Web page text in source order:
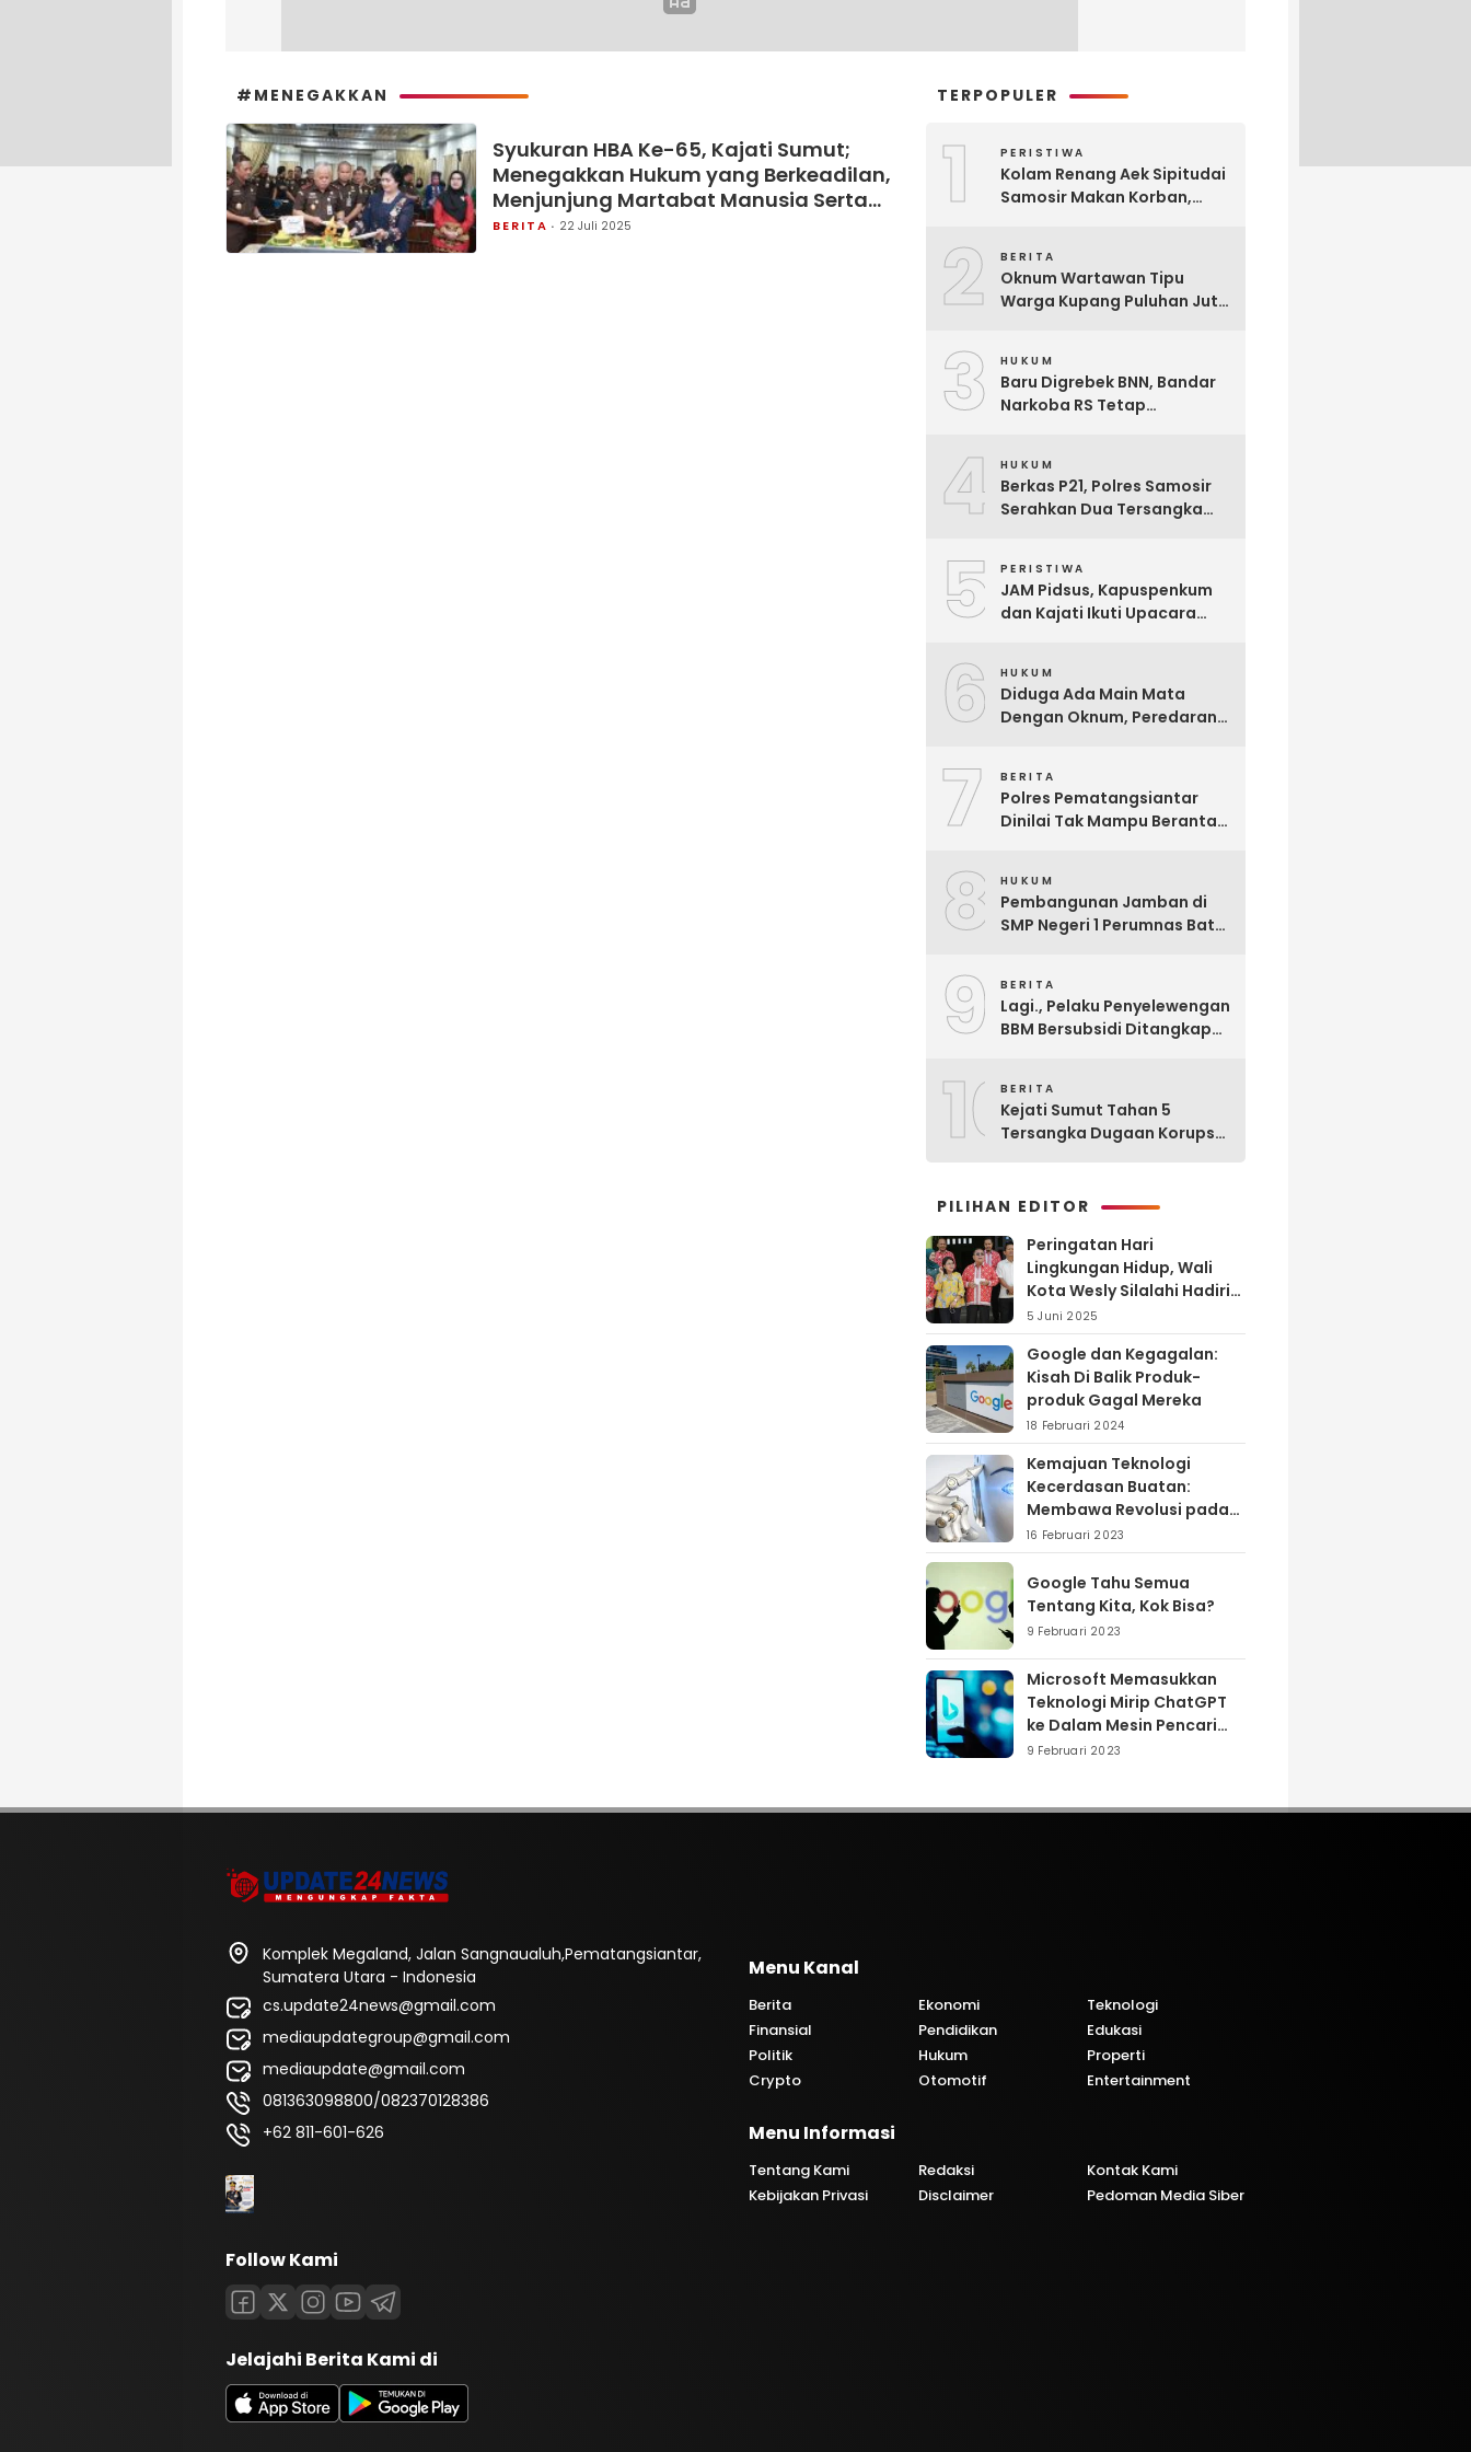
#MENEGAKKAN
Syukuran HBA Ke-65, Kajati Sumut;
Menegakkan Hukum yang Berkeadilan,
Menjunjung Martabat Manusia Serta
Kepercayaan Publik
BERITA 22 Juli 2025
TERPOPULER
1 PERISTIWA
Kolam Renang Aek Sipitudai
Samosir Makan Korban,
2 BERITA
Oknum Wartawan Tipu
Warga Kupang Puluhan Juta
3 HUKUM
Baru Digrebek BNN, Bandar
Narkoba RS Tetap
4 HUKUM
Berkas P21, Polres Samosir
Serahkan Dua Tersangka
Korupsinya
5 PERISTIWA
JAM Pidsus, Kapuspenkum
dan Kajati Ikuti Upacara
Ginting yang Gugur Saat
Tugas
6 HUKUM
Diduga Ada Main Mata
Dengan Oknum, Peredaran
7 BERITA
Polres Pematangsiantar
Dinilai Tak Mampu Berantas
Turun Tangan
8 HUKUM
Pembangunan Jamban di
SMP Negeri 1 Perumnas Batu
9 BERITA
Lagi., Pelaku Penyelewengan
BBM Bersubsidi Ditangkap
10BERITA
Kejati Sumut Tahan 5
Tersangka Dugaan Korupsi
PILIHAN EDITOR
Peringatan Hari
Lingkungan Hidup, Wali
Kota Wesly Silalahi Hadiri
Penyerahan dan
Penyiraman Eco Enzyme di
TPA Tanjung Pinggir
5 Juni 2025
Google dan Kegagalan:
Kisah Di Balik Produk-
produk Gagal Mereka
18 Februari 2024
Kemajuan Teknologi
Kecerdasan Buatan:
Membawa Revolusi pada
Industri dan Masyarakat
16 Februari 2023
Google Tahu Semua
Tentang Kita, Kok Bisa?
9 Februari 2023
Microsoft Memasukkan
Teknologi Mirip ChatGPT
ke Dalam Mesin Pencari
Bing
9 Februari 2023
Komplek Megaland, Jalan Sangnaualuh,Pematangsiantar,
Sumatera Utara - Indonesia
cs.update24news@gmail.com
mediaupdategroup@gmail.com
mediaupdate@gmail.com
081363098800/082370128386
+62 811-601-626
Follow Kami
Jelajahi Berita Kami di
Menu Kanal
Berita Ekonomi
Teknologi
Finansial
Pendidikan
Edukasi
Politik
Hukum
Properti
Crypto
Otomotif Entertainment
Menu Informasi
Tentang Kami Redaksi
Kontak Kami
Kebijakan Privasi
Disclaimer Pedoman Media Siber